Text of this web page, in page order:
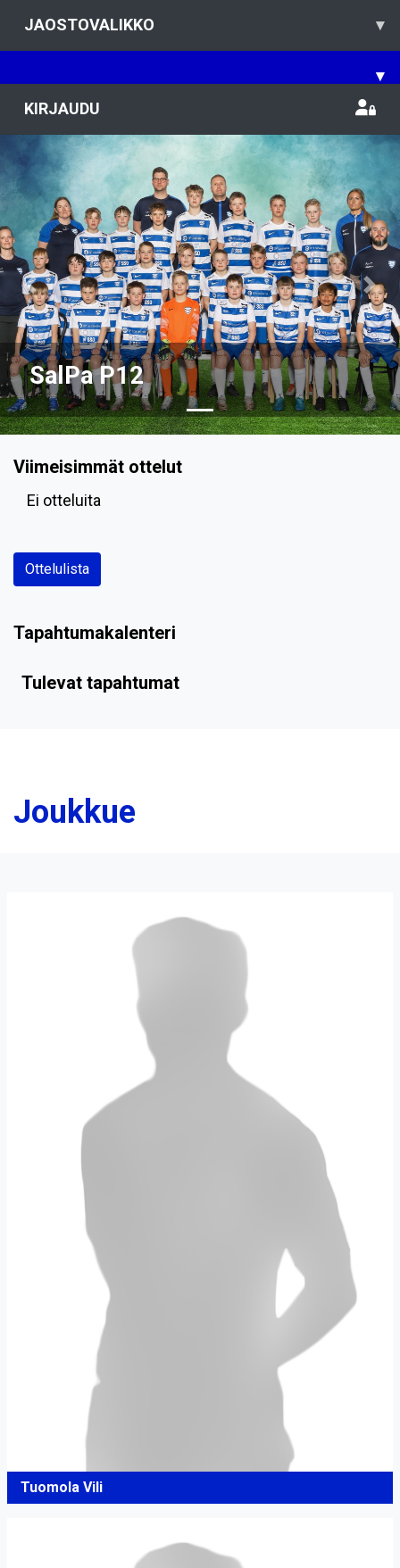
JAOSTOVALIKKO ▾
▾
KIRJAUDU
SalPa P12
Previous
Viimeisimmät ottelut
Ei otteluita
Ottelulista
Tapahtumakalenteri
Tulevat tapahtumat
Joukkue
Tuomola Vili